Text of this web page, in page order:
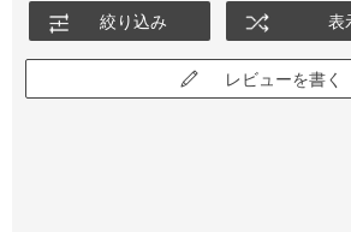
絞り込み 表
レビューを書く